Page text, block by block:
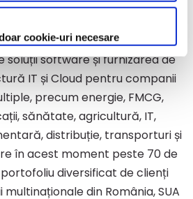
cookie-uri necesare
de experiență în dezvoltarea
soluții software și furnizarea de
IT și Cloud pentru companii
precum energie, FMCG,
sănătate, agricultură, IT,
distribuție, transporturi și
în acest moment peste 70 de
diversificat de clienți
din România, SUA